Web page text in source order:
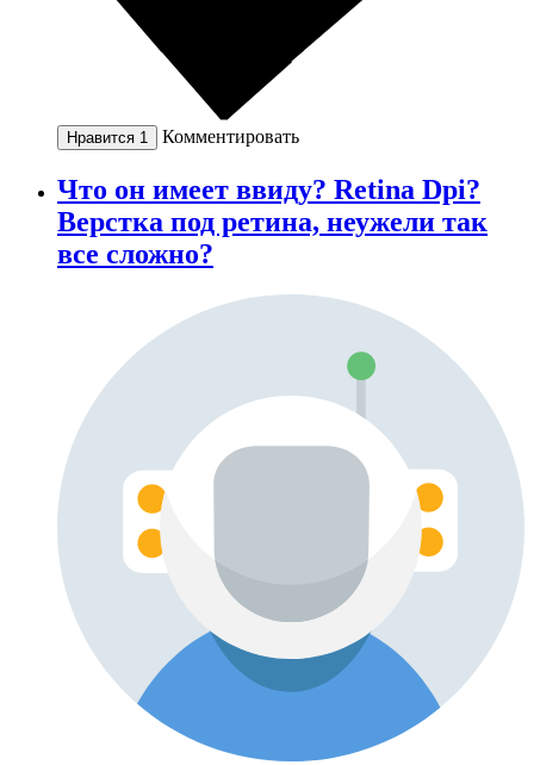
Нравится 1 Комментировать
Что он имеет ввиду? Retina Dpi?
Верстка под ретина, неужели так
все сложно?